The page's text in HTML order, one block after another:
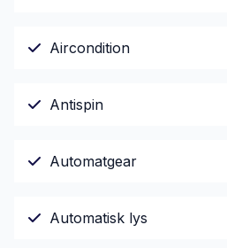
Aircondition
Antispin
Automatgear
Automatisk lys